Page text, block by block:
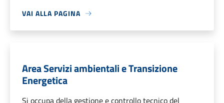
VAI ALLA PAGINA
Area Servizi ambientali e Transizione
Energetica